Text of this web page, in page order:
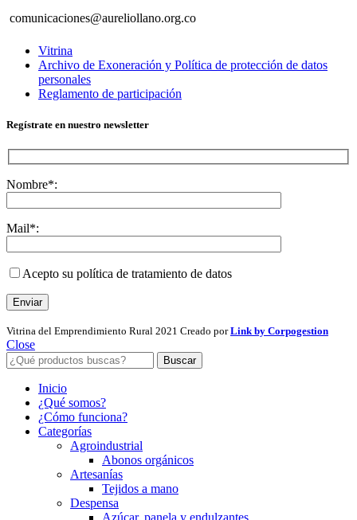
comunicaciones@aureliollano.org.co
Vitrina
Archivo de Exoneración y Política de protección de datos
personales
Reglamento de participación
Regístrate en nuestro newsletter
Nombre*:
Mail*:
Acepto su política de tratamiento de datos
Vitrina del Emprendimiento Rural 2021 Creado porLink by Corpogestion
Close
Buscar
Inicio
¿Qué somos?
¿Cómo funciona?
Categorías
Agroindustrial
Abonos orgánicos
Artesanías
Tejidos a mano
Despensa
Azúcar, panela y endulzantes